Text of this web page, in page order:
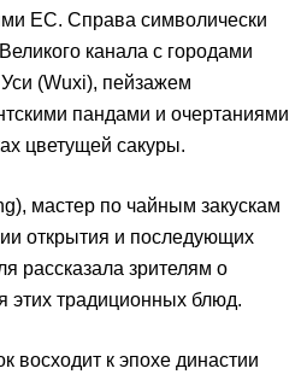
ЕС. Справа символически
канала с городами
(Wuxi), пейзажем
пандами и очертаниями
цветущей сакуры.
мастер по чайным закускам
открытия и последующих
рассказала зрителям о
этих традиционных блюд.
восходит к эпохе династии